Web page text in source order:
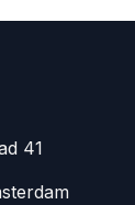
41